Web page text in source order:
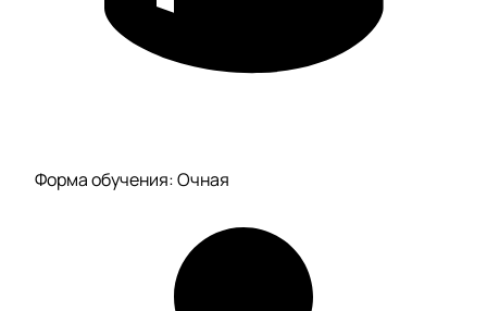
Форма обучения: Очная